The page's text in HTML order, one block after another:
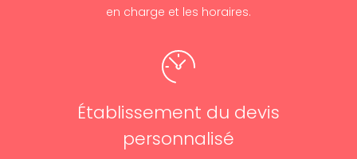
en charge et les horaires.
Établissement du devis
personnalisé